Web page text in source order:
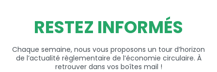
RESTEZ INFORMÉS
Chaque semaine, nous vous proposons un tour d’horizon
de l’actualité règlementaire de l’économie circulaire. À
retrouver dans vos boîtes mail !